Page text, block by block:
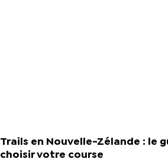
Trails en Nouvelle-Zélande : le
choisir votre course